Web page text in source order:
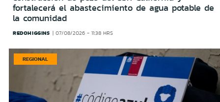
fortalecerá el abastecimiento de agua potable de
la comunidad
REDOHIGGINS 07/08/2026 - 11:38 HRS
REGIONAL